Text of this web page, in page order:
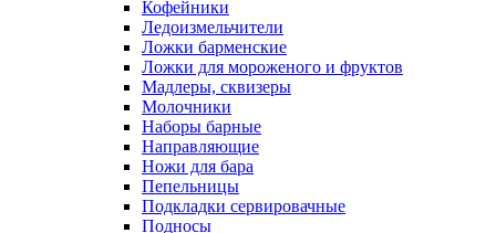
Кофейники
Ледоизмельчители
Ложки барменские
Ложки для мороженого и фруктов
Мадлеры, сквизеры
Молочники
Наборы барные
Направляющие
Ножи для бара
Пепельницы
Подкладки сервировачные
Подносы